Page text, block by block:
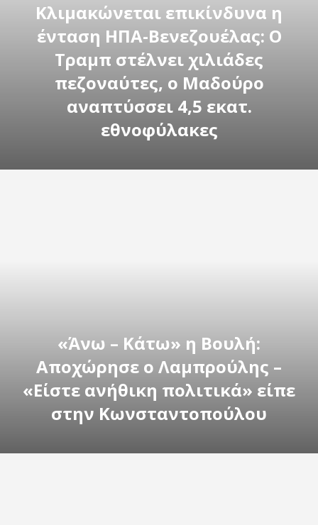
Κλιμακώνεται επικίνδυνα η
ένταση ΗΠΑ-Βενεζουέλας: Ο
Τραμπ στέλνει χιλιάδες
πεζοναύτες, ο Μαδούρο
αναπτύσσει 4,5 εκατ.
εθνοφύλακες
«Άνω – Κάτω» η Βουλή:
Αποχώρησε ο Λαμπρούλης –
«Είστε ανήθικη πολιτικά» είπε
στην Κωνσταντοπούλου